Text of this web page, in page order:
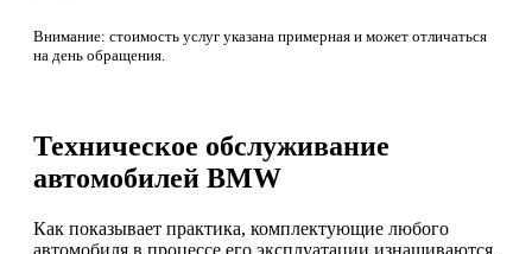
Внимание: стоимость услуг указана примерная и может отличаться
на день обращения.
Техническое обслуживание
автомобилей BMW
Как показывает практика, комплектующие любого
автомобиля в процессе его эксплуатации изнашиваются,